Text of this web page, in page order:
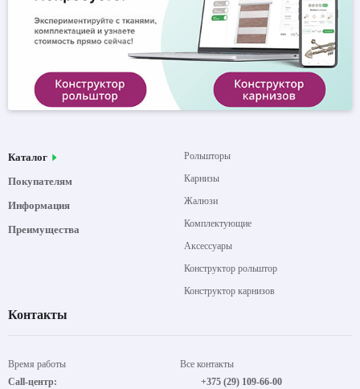
Каталог
Покупателям
Информация
Преимущества
Рольшторы
Карнизы
Жалюзи
Комплектующие
Аксессуары
Конструктор рольштор
Конструктор карнизов
Контакты
Время работы
Call-центр:
Все контакты
+375 (29) 109-66-00